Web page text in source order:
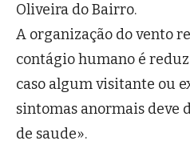
Oliveira do Bairro.
A organização do vento
contágio humano é
caso algum visitante ou
sintomas anormais deve
de saude».